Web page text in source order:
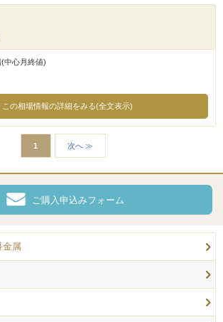
(中心月終値)
この相場情報の詳細をみる(全文表示)
1 次へ ≫
ご購入申込みフォーム
金属